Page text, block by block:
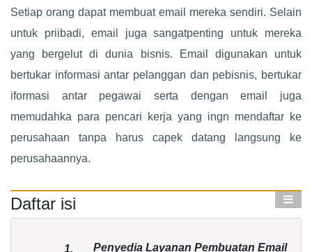
Setiap orang dapat membuat email mereka sendiri. Selain
untuk priibadi, email juga sangatpenting untuk mereka
yang bergelut di dunia bisnis. Email digunakan untuk
bertukar informasi antar pelanggan dan pebisnis, bertukar
iformasi antar pegawai serta dengan email juga
memudahka para pencari kerja yang ingn mendaftar ke
perusahaan tanpa harus capek datang langsung ke
perusahaannya.
Daftar isi
1.
Penyedia Layanan Pembuatan Email